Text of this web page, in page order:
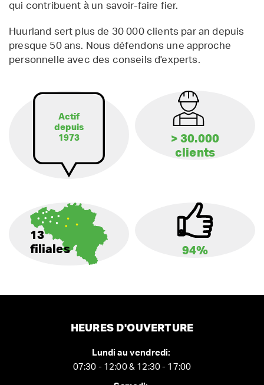
qui contribuent à un savoir-faire fier.
Huurland sert plus de 30 000 clients par an depuis
presque 50 ans. Nous défendons une approche
personnelle avec des conseils d'experts.
Actif
depuis
1973
> 30.000
clients
13
filiales
94%
HEURES D'OUVERTURE
Lundi au vendredi:
07:30 - 12:00 & 12:30 - 17:00